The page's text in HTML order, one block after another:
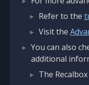
Refer to the
Visit the
You can also
additional
The Recalbox